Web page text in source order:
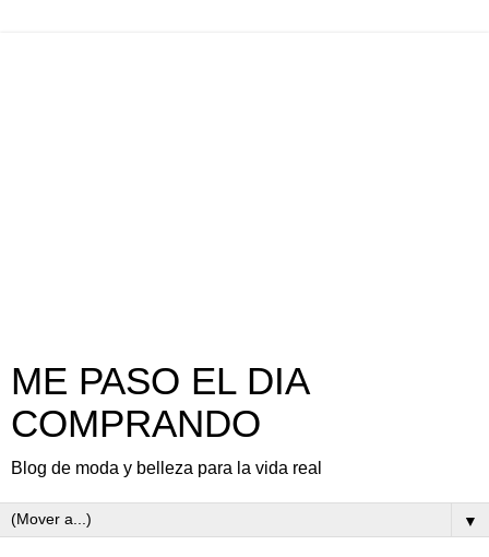
ME PASO EL DIA
COMPRANDO
Blog de moda y belleza para la vida real
▼